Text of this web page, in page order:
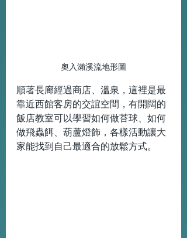
奧入瀨溪流地形圖
順著長廊經過商店、溫泉，這裡是最
靠近西館客房的交誼空間，有開闊的
飯店教室可以學習如何做苔球、如何
做飛蟲餌、葫蘆燈飾，各樣活動讓大
家能找到自己最適合的放鬆方式。